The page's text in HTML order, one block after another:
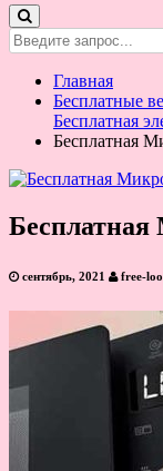
Главная
Бесплатные
Бесплатная
Бесплатная
сентябрь, 2021 free-